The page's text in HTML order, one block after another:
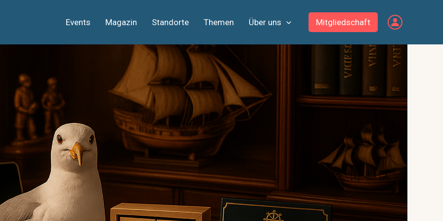
Events Magazin Standorte Themen Über uns Mitgliedschaft